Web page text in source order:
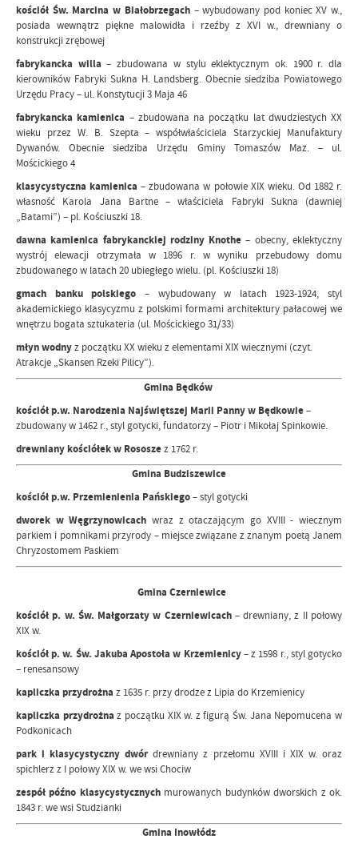
kościół Św. Marcina w Białobrzegach– wybudowany pod koniec XV w.,
posiada wewnątrz piękne malowidła i rzeźby z XVI w., drewniany o
konstrukcji zrębowej
fabrykancka willa – zbudowana w stylu eklektycznym ok. 1900 r. dla
kierowników Fabryki Sukna H. Landsberg. Obecnie siedziba Powiatowego
Urzędu Pracy – ul. Konstytucji 3 Maja 46
fabrykancka kamienica – zbudowana na początku lat dwudziestych XX
wieku przez W. B. Szepta – współwłaściciela Starzyckiej Manufaktury
Dywanów. Obecnie siedziba Urzędu Gminy Tomaszów Maz. – ul.
Mościckiego 4
klasycystyczna kamienica – zbudowana w połowie XIX wieku. Od 1882 r.
własność Karola Jana Bartne – właściciela Fabryki Sukna (dawniej
„Batami”) – pl. Kościuszki 18.
dawna kamienica fabrykanckiej rodziny Knothe– obecny, eklektyczny
wystrój elewacji otrzymała w 1896 r. w wyniku przebudowy domu
zbudowanego w latach 20 ubiegłego wielu. (pl. Kościuszki 18)
gmach banku polskiego – wybudowany w latach 1923-1924, styl
akademickiego klasycyzmu z polskimi formami architektury pałacowej we
wnętrzu bogata sztukateria (ul. Mościckiego 31/33)
młyn wodnyz początku XX wieku z elementami XIX wiecznymi (czyt.
Atrakcje „Skansen Rzeki Pilicy”).
Gmina Będków
kościół p.w. Narodzenia Najświętszej Marii Panny w Będkowie–
zbudowany w 1462 r., styl gotycki, fundatorzy – Piotr i Mikołaj Spinkowie.
drewniany kościółek w Rososzez 1762 r.
Gmina Budziszewice
kościół p.w. Przemienienia Pańskiego– styl gotycki
dworek w Węgrzynowicach wraz z otaczającym go XVIII - wiecznym
parkiem i pomnikami przyrody – miejsce związane z znanym poetą Janem
Chryzostomem Paskiem
Gmina Czerniewice
kościół p. w. Św. Małgorzaty w Czerniewicach – drewniany, z II połowy
XIX w.
kościół p. w. Św. Jakuba Apostoła w Krzemienicy– z 1598 r., styl gotycko
– renesansowy
kapliczka przydrożna z 1635 r. przy drodze z Lipia do Krzemienicy
kapliczka przydrożnaz początku XIX w. z figurą Św. Jana Nepomucena w
Podkonicach
park i klasycystyczny dwórdrewniany z przełomu XVIII i XIX w. oraz
spichlerz z I połowy XIX w. we wsi Chociw
zespół późno klasycystycznych murowanych budynków dworskich z ok.
1843 r. we wsi Studzianki
Gmina Inowłódz